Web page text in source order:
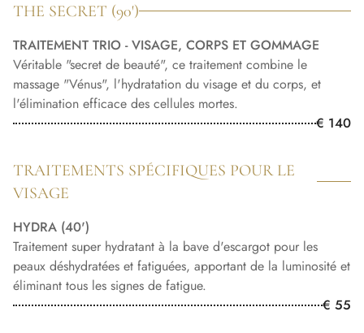
THE SECRET (90')
TRAITEMENT TRIO - VISAGE, CORPS ET GOMMAGE
Véritable "secret de beauté", ce traitement combine le
massage "Vénus", l'hydratation du visage et du corps, et
l'élimination efficace des cellules mortes.
€ 140
TRAITEMENTS SPÉCIFIQUES POUR LE
VISAGE
HYDRA (40')
Traitement super hydratant à la bave d'escargot pour les
peaux déshydratées et fatiguées, apportant de la luminosité et
éliminant tous les signes de fatigue.
€ 55